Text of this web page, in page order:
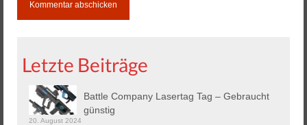
Letzte Beiträge
Battle Company Lasertag Tag – Gebraucht
günstig
20. August 2024